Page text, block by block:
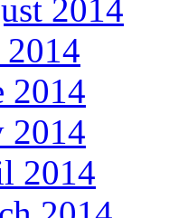
2014
2014
2014
2014